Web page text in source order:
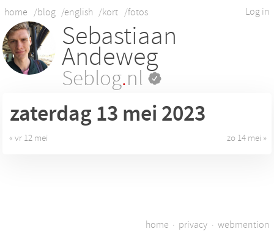
Log in
home /blog /english /kort /fotos
Sebastiaan
Andeweg
Seblog.nl
zaterdag 13 mei 2023
« vr 12 mei zo 14 mei »
home · privacy · webmention